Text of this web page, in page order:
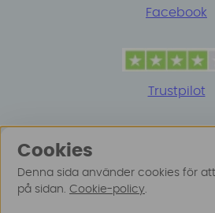
Facebook
Trustpilot
Cookies
Denna sida använder cookies för
på sidan. Cookie-policy.